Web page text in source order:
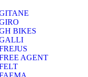
BIKES
AGENT